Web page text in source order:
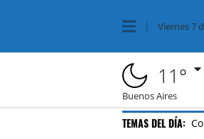
Viernes7
11°
Buenos Aires
TEMAS DEL DÍA: